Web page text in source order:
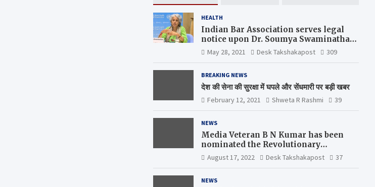
HEALTH
Indian Bar Association serves legal
notice upon Dr. Soumya Swaminathan,
the Chief Scientist, WHO
May 28, 2021 Desk Takshakapost 309
BREAKING NEWS
देश की सेना की सुरक्षा में घपले और सेंधमारी पर बड़ी खबर
February 12, 2021 Shweta R Rashmi 39
NEWS
Media Veteran B N Kumar has been
nominated the Revolutionary
Comrade Shiv Varma Media Award
2022-23
August 17, 2022 Desk Takshakapost 37
NEWS